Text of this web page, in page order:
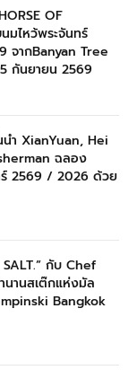
OF
มไหว้พระจันทร์
จากBanyan Tree
กันยายน 2569
นำ XianYuan, Hei
ฉลอง
ร์ 2569 / 2026 ด้วย
SALT.” กับ Chef
านสเต๊กแห่งมัล
Bangkok